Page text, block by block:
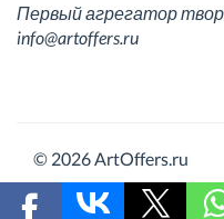
Первый агрегатор
info@artoffers.ru
© 2026 ArtOffers.ru